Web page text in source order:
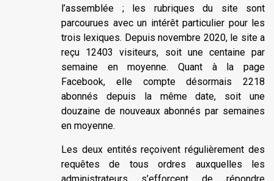
l’assemblée ; les rubriques du site sont
parcourues avec un intérêt particulier pour les
trois lexiques. Depuis novembre 2020, le site a
reçu 12403 visiteurs, soit une centaine par
semaine en moyenne. Quant à la page
Facebook, elle compte désormais 2218
abonnés depuis la même date, soit une
douzaine de nouveaux abonnés par semaines
en moyenne.
Les deux entités reçoivent régulièrement des
requêtes de tous ordres auxquelles les